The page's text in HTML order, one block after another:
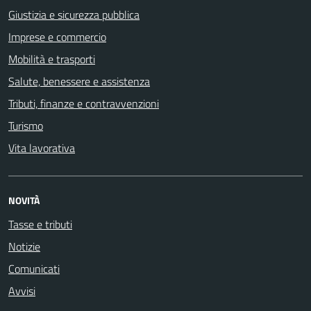
Giustizia e sicurezza pubblica
Imprese e commercio
Mobilità e trasporti
Salute, benessere e assistenza
Tributi, finanze e contravvenzioni
Turismo
Vita lavorativa
NOVITÀ
Tasse e tributi
Notizie
Comunicati
Avvisi